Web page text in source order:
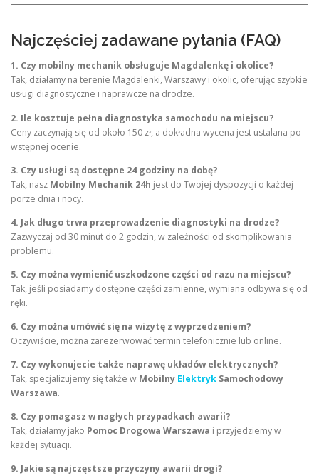
Najczęściej zadawane pytania (FAQ)
1. Czy mobilny mechanik obsługuje Magdalenkę i okolice?
Tak, działamy na terenie Magdalenki, Warszawy i okolic, oferując szybkie
usługi diagnostyczne i naprawcze na drodze.
2. Ile kosztuje pełna diagnostyka samochodu na miejscu?
Ceny zaczynają się od około 150 zł, a dokładna wycena jest ustalana po
wstępnej ocenie.
3. Czy usługi są dostępne 24 godziny na dobę?
Tak, nasz Mobilny Mechanik 24h jest do Twojej dyspozycji o każdej
porze dnia i nocy.
4. Jak długo trwa przeprowadzenie diagnostyki na drodze?
Zazwyczaj od 30 minut do 2 godzin, w zależności od skomplikowania
problemu.
5. Czy można wymienić uszkodzone części od razu na miejscu?
Tak, jeśli posiadamy dostępne części zamienne, wymiana odbywa się od
ręki.
6. Czy można umówić się na wizytę z wyprzedzeniem?
Oczywiście, można zarezerwować termin telefonicznie lub online.
7. Czy wykonujecie także naprawę układów elektrycznych?
Tak, specjalizujemy się także w Mobilny Elektryk Samochodowy
Warszawa.
8. Czy pomagasz w nagłych przypadkach awarii?
Tak, działamy jako Pomoc Drogowa Warszawa i przyjedziemy w
każdej sytuacji.
9. Jakie są najczęstsze przyczyny awarii drogi?